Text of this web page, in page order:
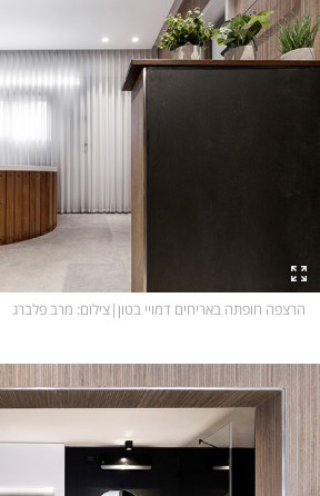
הרצפה חופתה באריחים דמויי בטון | צילום : מרב פלברג